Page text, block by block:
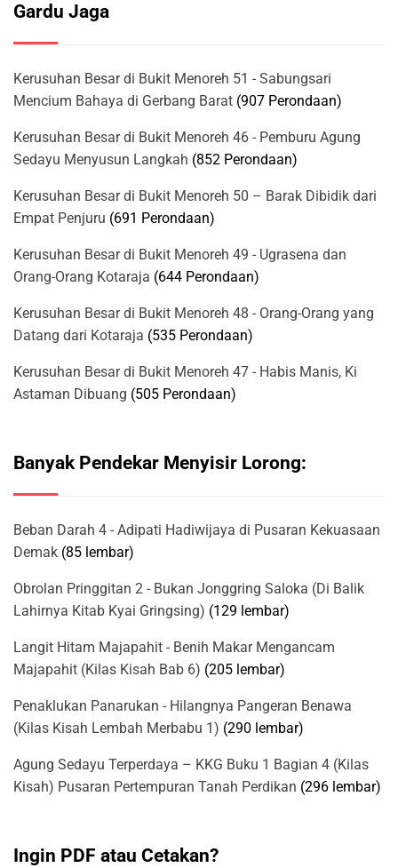
Gardu Jaga
Kerusuhan Besar di Bukit Menoreh 51 - Sabungsari
Mencium Bahaya di Gerbang Barat (907 Perondaan)
Kerusuhan Besar di Bukit Menoreh 46 - Pemburu Agung
Sedayu Menyusun Langkah (852 Perondaan)
Kerusuhan Besar di Bukit Menoreh 50 – Barak Dibidik dari
Empat Penjuru (691 Perondaan)
Kerusuhan Besar di Bukit Menoreh 49 - Ugrasena dan
Orang-Orang Kotaraja (644 Perondaan)
Kerusuhan Besar di Bukit Menoreh 48 - Orang-Orang yang
Datang dari Kotaraja (535 Perondaan)
Kerusuhan Besar di Bukit Menoreh 47 - Habis Manis, Ki
Astaman Dibuang (505 Perondaan)
Banyak Pendekar Menyisir Lorong:
Beban Darah 4 - Adipati Hadiwijaya di Pusaran Kekuasaan
Demak (85 lembar)
Obrolan Pringgitan 2 - Bukan Jonggring Saloka (Di Balik
Lahirnya Kitab Kyai Gringsing) (129 lembar)
Langit Hitam Majapahit - Benih Makar Mengancam
Majapahit (Kilas Kisah Bab 6) (205 lembar)
Penaklukan Panarukan - Hilangnya Pangeran Benawa
(Kilas Kisah Lembah Merbabu 1) (290 lembar)
Agung Sedayu Terperdaya – KKG Buku 1 Bagian 4 (Kilas
Kisah) Pusaran Pertempuran Tanah Perdikan (296 lembar)
Ingin PDF atau Cetakan?